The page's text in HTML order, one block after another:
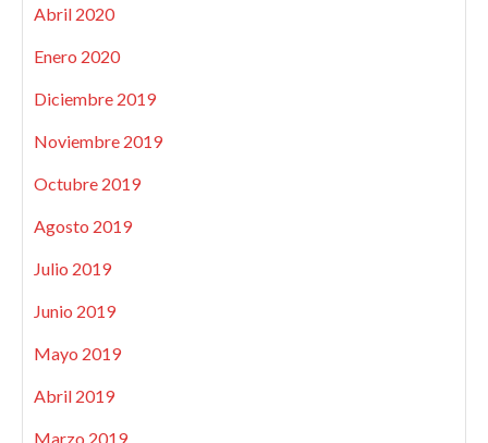
Abril 2020
Enero 2020
Diciembre 2019
Noviembre 2019
Octubre 2019
Agosto 2019
Julio 2019
Junio 2019
Mayo 2019
Abril 2019
Marzo 2019